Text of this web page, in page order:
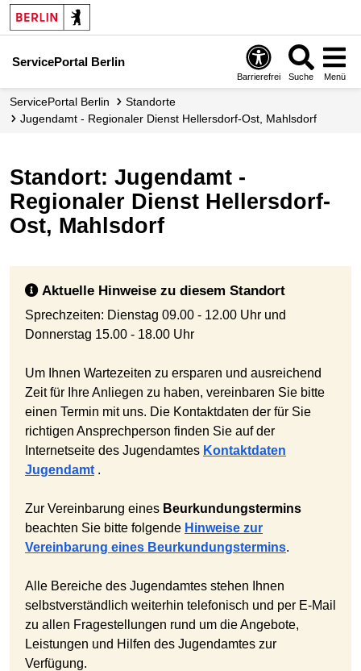
ServicePortal Berlin
Barrierefrei Suche Menü
ServicePortal Berlin
Standorte
Jugendamt - Regionaler Dienst Hellersdorf-Ost, Mahlsdorf
Standort: Jugendamt -
Regionaler Dienst Hellersdorf-
Ost, Mahlsdorf
Aktuelle Hinweise zu diesem Standort
Sprechzeiten: Dienstag 09.00 - 12.00 Uhr und
Donnerstag 15.00 - 18.00 Uhr
Um Ihnen Wartezeiten zu ersparen und ausreichend
Zeit für Ihre Anliegen zu haben, vereinbaren Sie bitte
einen Termin mit uns. Die Kontaktdaten der für Sie
richtigen Ansprechperson finden Sie auf der
Internetseite des Jugendamtes Kontaktdaten
Jugendamt .
Zur Vereinbarung eines Beurkundungstermins
beachten Sie bitte folgende Hinweise zur
Vereinbarung eines Beurkundungstermins.
Alle Bereiche des Jugendamtes stehen Ihnen
selbstverständlich weiterhin telefonisch und per E-Mail
zu allen Fragestellungen rund um die Angebote,
Leistungen und Hilfen des Jugendamtes zur
Verfügung.